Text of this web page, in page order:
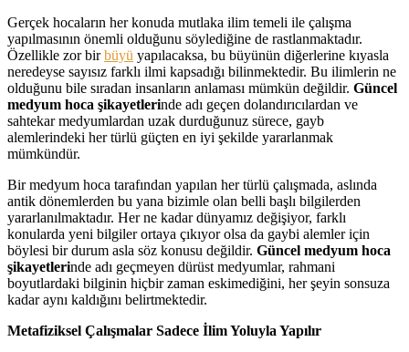
Gerçek hocaların her konuda mutlaka ilim temeli ile çalışma
yapılmasının önemli olduğunu söylediğine de rastlanmaktadır.
Özellikle zor birbüyü yapılacaksa, bu büyünün diğerlerine kıyasla
neredeyse sayısız farklı ilmi kapsadığı bilinmektedir. Bu ilimlerin ne
olduğunu bile sıradan insanların anlaması mümkün değildir. Güncel
medyum hoca şikayetlerinde adı geçen dolandırıcılardan ve
sahtekar medyumlardan uzak durduğunuz sürece, gayb
alemlerindeki her türlü güçten en iyi şekilde yararlanmak
mümkündür.
Bir medyum hoca tarafından yapılan her türlü çalışmada, aslında
antik dönemlerden bu yana bizimle olan belli başlı bilgilerden
yararlanılmaktadır. Her ne kadar dünyamız değişiyor, farklı
konularda yeni bilgiler ortaya çıkıyor olsa da gaybi alemler için
böylesi bir durum asla söz konusu değildir. Güncel medyum hoca
şikayetlerinde adı geçmeyen dürüst medyumlar, rahmani
boyutlardaki bilginin hiçbir zaman eskimediğini, her şeyin sonsuza
kadar aynı kaldığını belirtmektedir.
Metafiziksel Çalışmalar Sadece İlim Yoluyla Yapılır